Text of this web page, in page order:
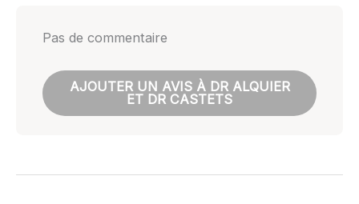
Pas de commentaire
AJOUTER UN AVIS À DR ALQUIER
ET DR CASTETS